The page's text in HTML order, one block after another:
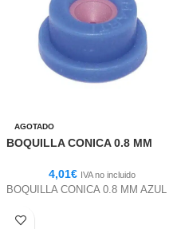
AGOTADO
BOQUILLA CONICA 0.8 MM
4,01€ IVA no incluido
BOQUILLA CONICA 0.8 MM AZUL